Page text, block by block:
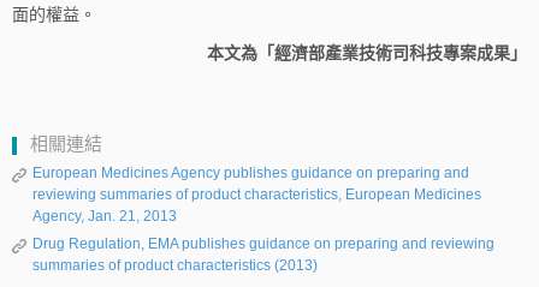
面的權益。
本文為「經濟部產業技術司科技專案成果」
相關連結
European Medicines Agency publishes guidance on preparing and
reviewing summaries of product characteristics, European Medicines
Agency, Jan. 21, 2013
Drug Regulation, EMA publishes guidance on preparing and reviewing
summaries of product characteristics (2013)